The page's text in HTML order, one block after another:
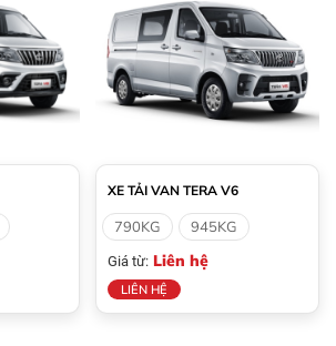
XE TẢI VAN TERA V6
790KG 945KG
Giá từ: Liên hệ
LIÊN HỆ